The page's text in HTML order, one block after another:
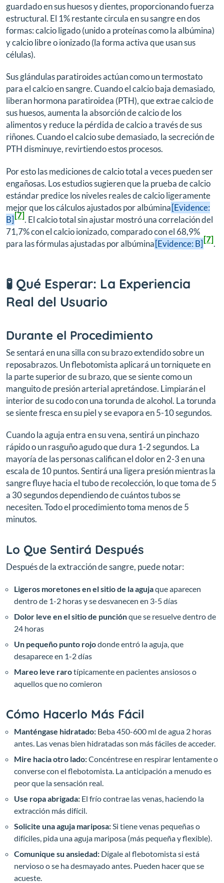
guardado en sus huesos y dientes, proporcionando fuerza
estructural. El 1% restante circula en su sangre en dos
formas: calcio ligado (unido a proteínas como la albúmina)
y calcio libre o ionizado (la forma activa que usan sus
células).
Sus glándulas paratiroides actúan como un termostato
para el calcio en sangre. Cuando el calcio baja demasiado,
liberan hormona paratiroidea (PTH), que extrae calcio de
sus huesos, aumenta la absorción de calcio de los
alimentos y reduce la pérdida de calcio a través de sus
riñones. Cuando el calcio sube demasiado, la secreción de
PTH disminuye, revirtiendo estos procesos.
Por esto las mediciones de calcio total a veces pueden ser
engañosas. Los estudios sugieren que la prueba de calcio
estándar predice los niveles reales de calcio ligeramente
mejor que los cálculos ajustados por albúmina[Evidence:
B][7]. El calcio total sin ajustar mostró una correlación del
71,7% con el calcio ionizado, comparado con el 68,9%
para las fórmulas ajustadas por albúmina[Evidence: B][7].
🧪 Qué Esperar: La Experiencia
Real del Usuario
Durante el Procedimiento
Se sentará en una silla con su brazo extendido sobre un
reposabrazos. Un flebotomista aplicará un torniquete en
la parte superior de su brazo, que se siente como un
manguito de presión arterial apretándose. Limpiarán el
interior de su codo con una torunda de alcohol. La torunda
se siente fresca en su piel y se evapora en 5-10 segundos.
Cuando la aguja entra en su vena, sentirá un pinchazo
rápido o un rasguño agudo que dura 1-2 segundos. La
mayoría de las personas califican el dolor en 2-3 en una
escala de 10 puntos. Sentirá una ligera presión mientras la
sangre fluye hacia el tubo de recolección, lo que toma de 5
a 30 segundos dependiendo de cuántos tubos se
necesiten. Todo el procedimiento toma menos de 5
minutos.
Lo Que Sentirá Después
Después de la extracción de sangre, puede notar:
Ligeros moretones en el sitio de la agujaque aparecen
dentro de 1-2 horas y se desvanecen en 3-5 días
Dolor leve en el sitio de punciónque se resuelve dentro de
24 horas
Un pequeño punto rojodonde entró la aguja, que
desaparece en 1-2 días
Mareo leve rarotípicamente en pacientes ansiosos o
aquellos que no comieron
Cómo Hacerlo Más Fácil
Manténgase hidratado: Beba 450-600 ml de agua 2 horas
antes. Las venas bien hidratadas son más fáciles de acceder.
Mire hacia otro lado:Concéntrese en respirar lentamente o
converse con el flebotomista. La anticipación a menudo es
peor que la sensación real.
Use ropa abrigada: El frío contrae las venas, haciendo la
extracción más difícil.
Solicite una aguja mariposa:Si tiene venas pequeñas o
difíciles, pida una aguja mariposa (más pequeña y flexible).
Comunique su ansiedad: Dígale al flebotomista si está
nervioso o se ha desmayado antes. Pueden hacer que se
acueste.